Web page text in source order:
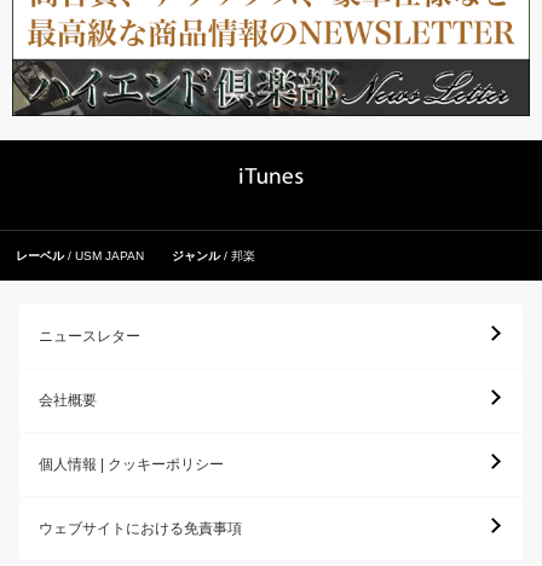
レーベル USM JAPAN ジャンル 邦楽
ニュースレター
会社概要
個人情報 | クッキーポリシー
ウェブサイトにおける免責事項